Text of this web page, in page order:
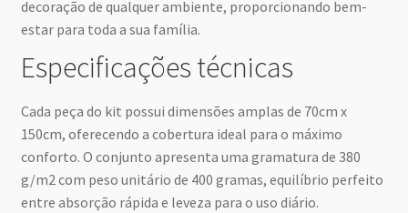
decoração de qualquer ambiente, proporcionando bem-
estar para toda a sua família.
Especificações técnicas
Cada peça do kit possui dimensões amplas de 70cm x
150cm, oferecendo a cobertura ideal para o máximo
conforto. O conjunto apresenta uma gramatura de 380
g/m2 com peso unitário de 400 gramas, equilíbrio perfeito
entre absorção rápida e leveza para o uso diário.